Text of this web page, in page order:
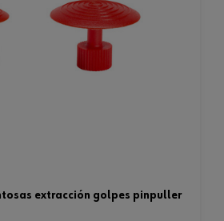
extracción golpes pinpuller